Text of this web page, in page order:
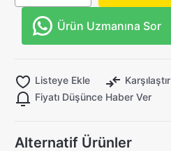
Ürün Uzmanına Sor
Listeye Ekle
Karşılaştır
Fiyatı Düşünce Haber Ver
Alternatif Ürünler